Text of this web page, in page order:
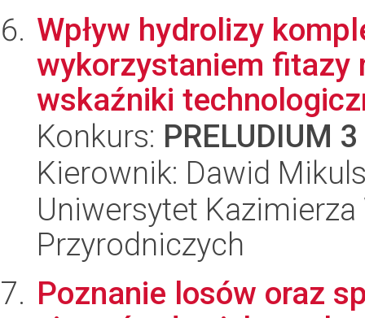
Wpływ hydrolizy
wykorzystaniem fitazy
wskaźniki
Konkurs: PRELUDIUM 3
Kierownik: Dawid
Uniwersytet Kazimierza
Przyrodniczych
Poznanie losów oraz